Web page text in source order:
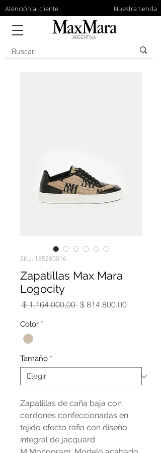
Atención al cliente Nuestra tienda
ARGENTINA
SKU: 135280016
Zapatillas Max Mara
Logocity
$ 1.164.000,00 Precio
$ 814.800,00Precio
Color *
Tamaño *
Zapatillas de caña baja con
cordones confeccionadas en
tejido efecto rafia con diseño
integral de jacquard